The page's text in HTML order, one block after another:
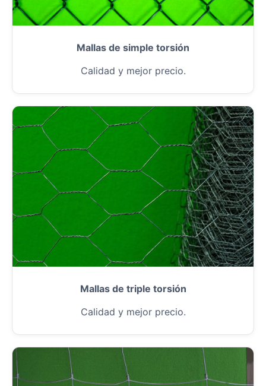
Mallas de simple torsión
Calidad y mejor precio.
Mallas de triple torsión
Calidad y mejor precio.